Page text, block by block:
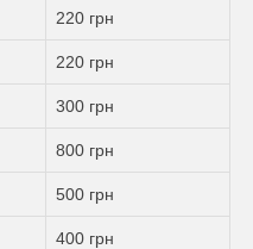
220 грн
220 грн
300 грн
800 грн
500 грн
400 грн